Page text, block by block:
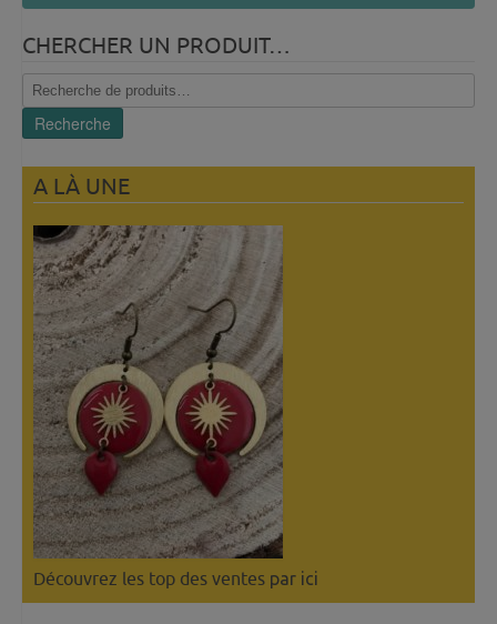
CHERCHER UN PRODUIT…
Recherche
pour :
Recherche
A LÀ UNE
Découvrez les top des ventes par ici